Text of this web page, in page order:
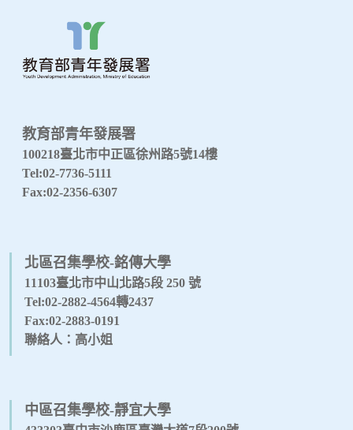
教育部青年發展署
100218臺北市中正區徐州路5號14樓
Tel:02-7736-5111
Fax:02-2356-6307
北區召集學校-銘傳大學
11103臺北市中山北路5段 250 號
Tel:02-2882-4564轉2437
Fax:02-2883-0191
聯絡人：高小姐
中區召集學校-靜宜大學